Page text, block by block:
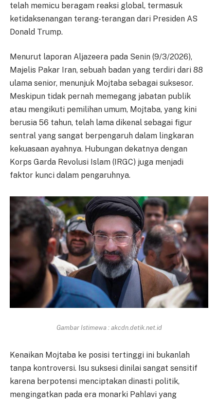
telah memicu beragam reaksi global, termasuk
ketidaksenangan terang-terangan dari Presiden AS
Donald Trump.
Menurut laporan Aljazeera pada Senin (9/3/2026),
Majelis Pakar Iran, sebuah badan yang terdiri dari 88
ulama senior, menunjuk Mojtaba sebagai suksesor.
Meskipun tidak pernah memegang jabatan publik
atau mengikuti pemilihan umum, Mojtaba, yang kini
berusia 56 tahun, telah lama dikenal sebagai figur
sentral yang sangat berpengaruh dalam lingkaran
kekuasaan ayahnya. Hubungan dekatnya dengan
Korps Garda Revolusi Islam (IRGC) juga menjadi
faktor kunci dalam pengaruhnya.
Gambar Istimewa : akcdn.detik.net.id
Kenaikan Mojtaba ke posisi tertinggi ini bukanlah
tanpa kontroversi. Isu suksesi dinilai sangat sensitif
karena berpotensi menciptakan dinasti politik,
mengingatkan pada era monarki Pahlavi yang